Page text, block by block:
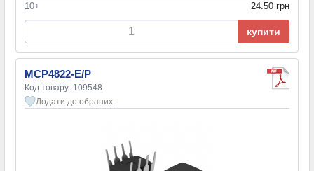
10+ 24.50 грн
купити
MCP4822-E/P
Код товару: 109548
Додати до обраних